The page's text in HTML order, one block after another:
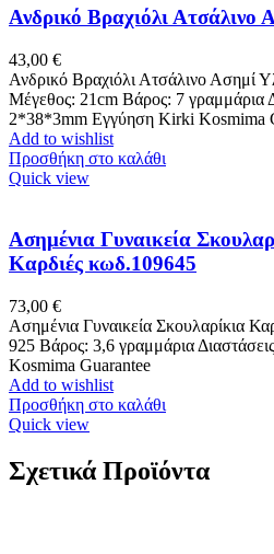
Ανδρικό Βραχιόλι Ατσάλινο
43,00 €
Ανδρικό Βραχιόλι Ατσάλινο Ασημί
Μέγεθος: 21cm Βάρος: 7 γραμμάρια
2*38*3mm Εγγύηση Kirki Kosmima
Add to wishlist
Προσθήκη στο καλάθι
Quick view
Ασημένια Γυναικεία
Καρδιές κωδ.109645
73,00 €
Ασημένια Γυναικεία Σκουλαρίκια
925 Βάρος: 3,6 γραμμάρια
Kosmima Guarantee
Add to wishlist
Προσθήκη στο καλάθι
Quick view
Σχετικά Προϊόντα